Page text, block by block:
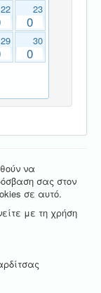
22 23
0
29 30
0
να
σας στον
σε αυτό.
με τη χρήση